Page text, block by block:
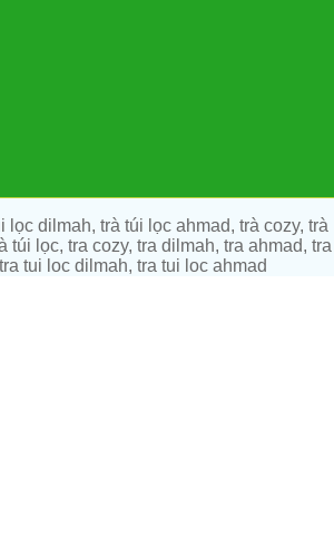
lọc dilmah, trà túi lọc ahmad, trà cozy, trà
túi lọc, tra cozy, tra dilmah, tra ahmad, tra
tui loc dilmah, tra tui loc ahmad